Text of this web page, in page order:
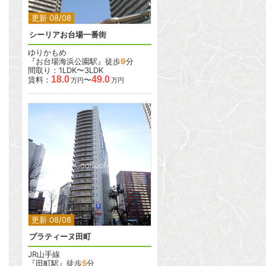
更新 08/08
シーリアお台場一番街
ゆりかもめ
『お台場海浜公園駅』徒歩9分
間取り：1LDK〜3LDK
賃料： 18.0万円〜49.0万円
更新 08/08
2 2
プラティーヌ田町
JR山手線
『田町駅』徒歩5分